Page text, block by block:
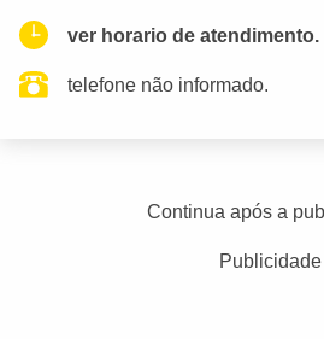
ver horario de atendimento.
telefone não informado.
Continua após a
Publicidade